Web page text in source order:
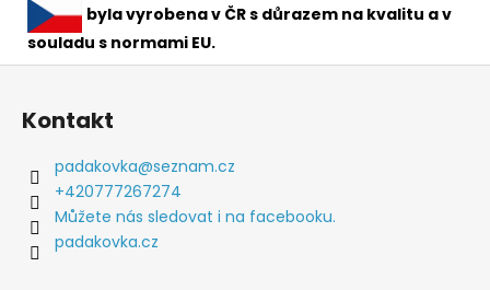
byla vyrobena v ČR s důrazem na kvalitu a v
souladu s normami EU.
Z
Kontakt
padakovka@seznam.cz
+420777267274
Můžete nás sledovat i na facebooku.
padakovka.cz